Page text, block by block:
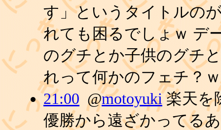
す」というタイトルの
れても困るでしょｗ デ
のグチとか子供のグチ
れって何かのフェチ？ｗ
21:00 @motoyuki楽天を
優勝から遠ざかってる